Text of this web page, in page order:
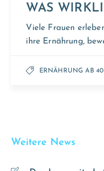
WAS
Viele Frauen
ihre Ernährung,
ERNÄHRUNG AB 40
Weitere News